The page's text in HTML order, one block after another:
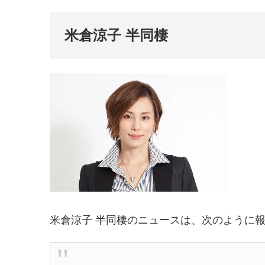
米倉涼子 半同棲
米倉涼子 半同棲のニュースは、次のように